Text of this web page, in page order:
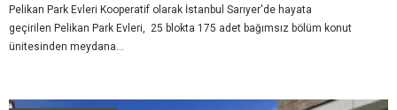
Pelikan Park Evleri Kooperatif olarak İstanbul Sarıyer'de hayata
geçirilen Pelikan Park Evleri, 25 blokta 175 adet bağımsız bölüm konut
ünitesinden meydana...